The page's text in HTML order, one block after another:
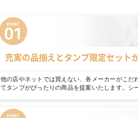
充実の品揃えとタンプ限定セット
他の店やネットでは買えない、各メーカーがこ
てタンプがぴったりの商品を提案いたします。シ